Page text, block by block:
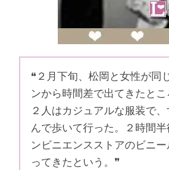
❝２月下旬、松岡と女性が同
ンから時間差で出てきたとこ
２人はカジュアルな服装で
んで歩いて行った。２時間
ンビニエンスストアのビニ
ってきたという。❞